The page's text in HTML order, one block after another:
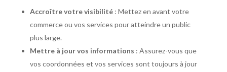
Accroître votre visibilité : Mettez en avant votre
commerce ou vos services pour atteindre un public
plus large.
Mettre à jour vos informations : Assurez-vous que
vos coordonnées et vos services sont toujours à jour